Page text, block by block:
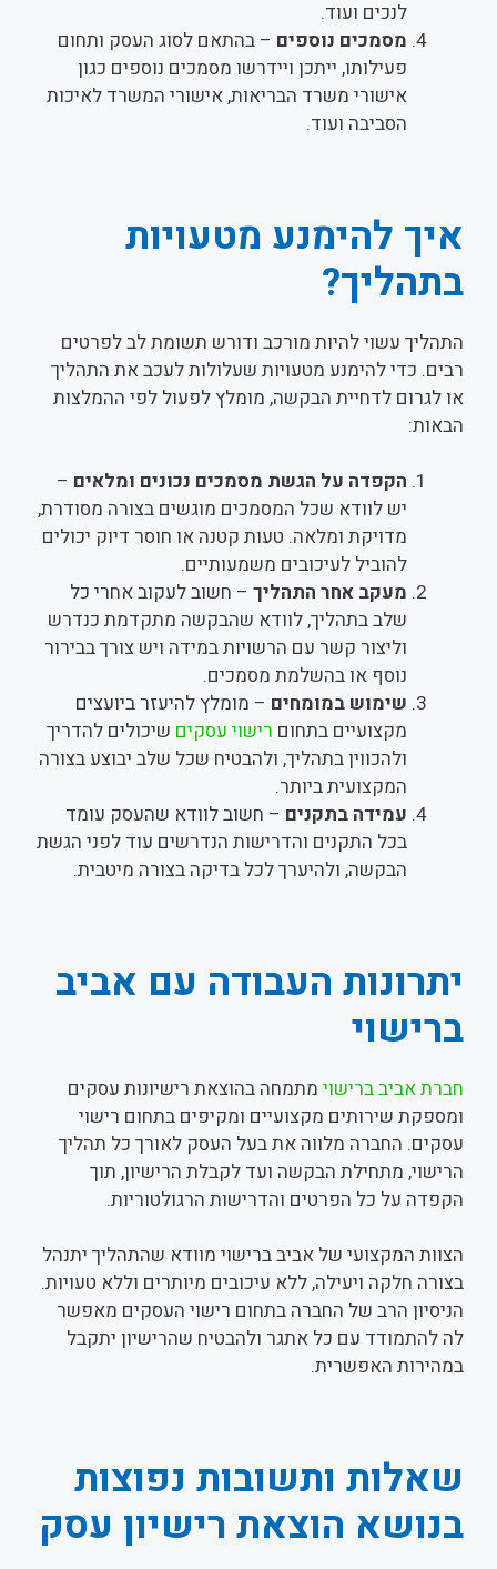
לנכים ועוד.
מסמכים נוספים – בהתאם לסוג העסק ותחום
פעילותו, ייתכן ויידרשו מסמכים נוספים כגון
אישורי משרד הבריאות, אישורי המשרד לאיכות
הסביבה ועוד.
איך להימנע מטעויות
בתהליך?
התהליך עשוי להיות מורכב ודורש תשומת לב לפרטים
רבים. כדי להימנע מטעויות שעלולות לעכב את התהליך
או לגרום לדחיית הבקשה, מומלץ לפעול לפי ההמלצות
הבאות:
הקפדה על הגשת מסמכים נכונים ומלאים –
יש לוודא שכל המסמכים מוגשים בצורה מסודרת,
מדויקת ומלאה. טעות קטנה או חוסר דיוק יכולים
להוביל לעיכובים משמעותיים.
מעקב אחר התהליך – חשוב לעקוב אחרי כל
שלב בתהליך, לוודא שהבקשה מתקדמת כנדרש
וליצור קשר עם הרשויות במידה ויש צורך בבירור
נוסף או בהשלמת מסמכים.
שימוש במומחים – מומלץ להיעזר ביועצים
מקצועיים בתחום רישוי עסקים שיכולים להדריך
ולהכווין בתהליך, ולהבטיח שכל שלב יבוצע בצורה
המקצועית ביותר.
עמידה בתקנים – חשוב לוודא שהעסק עומד
בכל התקנים והדרישות הנדרשים עוד לפני הגשת
הבקשה, ולהיערך לכל בדיקה בצורה מיטבית.
יתרונות העבודה עם אביב
ברישוי
חברת אביב ברישוי מתמחה בהוצאת רישיונות עסקים
ומספקת שירותים מקצועיים ומקיפים בתחום רישוי
עסקים. החברה מלווה את בעל העסק לאורך כל תהליך
הרישוי, מתחילת הבקשה ועד לקבלת הרישיון, תוך
הקפדה על כל הפרטים והדרישות הרגולטוריות.
הצוות המקצועי של אביב ברישוי מוודא שהתהליך יתנהל
בצורה חלקה ויעילה, ללא עיכובים מיותרים וללא טעויות.
הניסיון הרב של החברה בתחום רישוי העסקים מאפשר
לה להתמודד עם כל אתגר ולהבטיח שהרישיון יתקבל
במהירות האפשרית.
שאלות ותשובות נפוצות
בנושא הוצאת רישיון עסק